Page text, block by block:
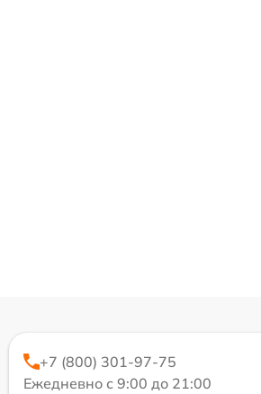
+7 (800) 301-97-75
Ежедневно с 9:00 до 21:00